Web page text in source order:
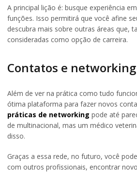
A principal lição é: busque experiência
funções. Isso permitirá que você afine
descubra mais sobre outras áreas que,
consideradas como opção de carreira.
Contatos e networking
Além de ver na prática como tudo
ótima plataforma para fazer novos
práticas de networking pode até
de multinacional, mas um médico
disso.
Graças a essa rede, no futuro, você
com outros profissionais, encontrar